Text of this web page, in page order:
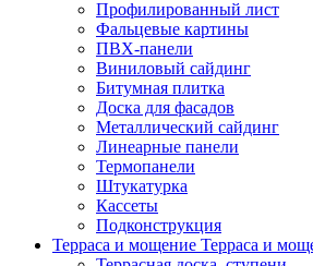
Профилированный лист
Фальцевые картины
ПВХ-панели
Виниловый сайдинг
Битумная плитка
Доска для фасадов
Металлический сайдинг
Линеарные панели
Термопанели
Штукатурка
Кассеты
Подконструкция
Терраса и мощение Терраса и